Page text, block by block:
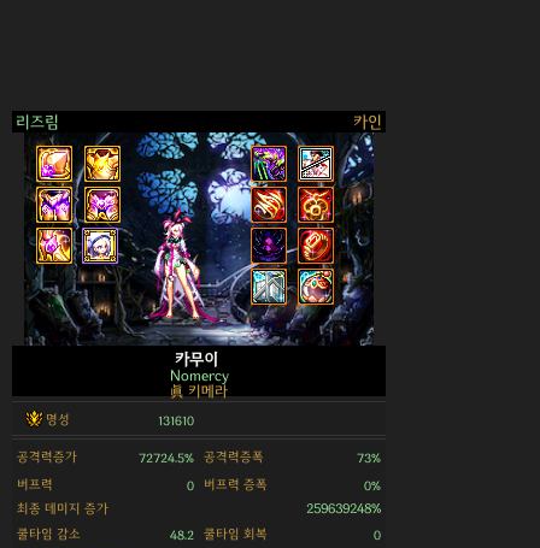
리즈림 카인
>
카무이
Nomercy
眞 키메라
명성 131610
공격력증가 72724.5% 공격력증폭 73%
버프력 0 버프력 증폭 0%
최종 데미지 증가
259639248%
쿨타임 감소
48.2 쿨타임 회복 0